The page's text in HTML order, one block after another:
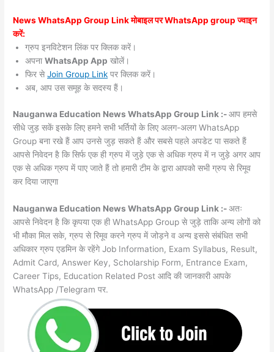
News WhatsApp Group Link मोबाइल पर WhatsApp group ज्वाइन
करें:
ग्रुप इनविटेशन लिंक पर क्लिक करें।
अपनाWhatsApp App खोलें।
फिर सेJoin Group Link पर क्लिक करें।
अब, आप उस समूह के सदस्य हैं।
Nauganwa Education News WhatsApp Group Link :-आप हमसे
सीधे जुड़ सकें इसके लिए हमने सभी भर्तियों के लिए अलग-अलग WhatsApp
Group बना रखे हैं आप उनसे जुड़ सकते हैं और सबसे पहले अपडेट पा सकते हैं
आपसे निवेदन है कि सिर्फ एक ही ग्रुप में जुड़े एक से अधिक ग्रुप में न जुड़े अगर आप
एक से अधिक ग्रुप में पाए जाते हैं तो हमारी टीम के द्वारा आपको सभी ग्रुप से रिमूव
कर दिया जाएगा
Nauganwa Education News WhatsApp Group Link :-अतः
आपसे निवेदन है कि कृपया एक ही WhatsApp Group से जुड़े ताकि अन्य लोगों को
भी मौका मिल सके, ग्रुप से रिमूव करने ग्रुप में जोड़ने व अन्य इससे संबंधित सभी
अधिकार ग्रुप एडमिन के रहेंगे Job Information, Exam Syllabus, Result,
Admit Card, Answer Key, Scholarship Form, Entrance Exam,
Career Tips, Education Related Post आदि की जानकारी आपके
WhatsApp /Telegram पर.